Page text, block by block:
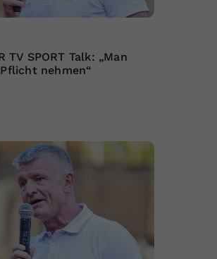
TV SPORT Talk: „Man
nehmen“